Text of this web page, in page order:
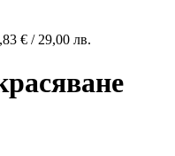
€ / 29,00 лв.